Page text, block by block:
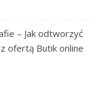
– Jak odtworzyć
ofertą Butik online